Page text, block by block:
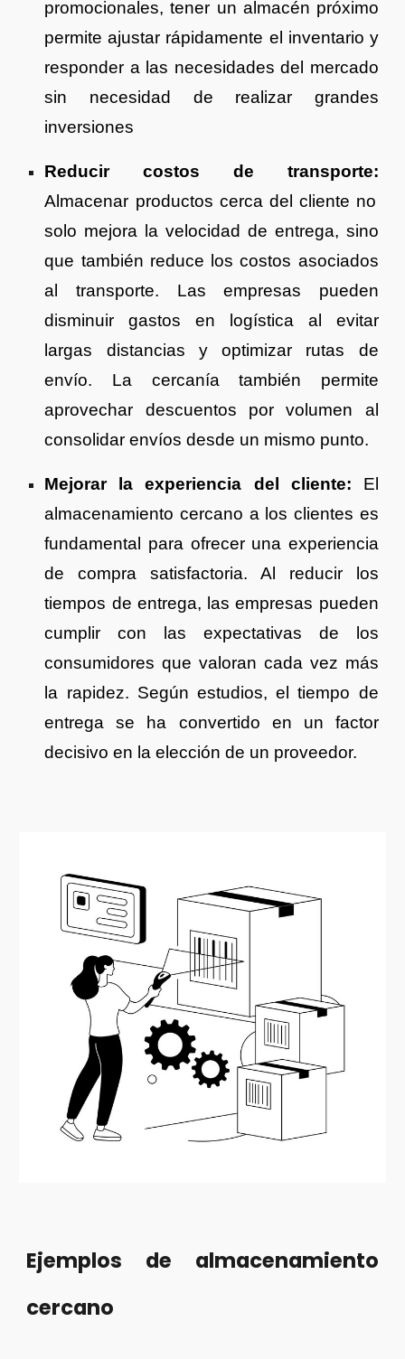
promocionales, tener un almacén próximo
permite ajustar rápidamente el inventario y
responder a las necesidades del mercado
sin necesidad de realizar grandes
inversiones
Reducir costos de transporte:
Almacenar productos cerca del cliente no
solo mejora la velocidad de entrega, sino
que también reduce los costos asociados
al transporte. Las empresas pueden
disminuir gastos en logística al evitar
largas distancias y optimizar rutas de
envío. La cercanía también permite
aprovechar descuentos por volumen al
consolidar envíos desde un mismo punto.
Mejorar la experiencia del cliente: El
almacenamiento cercano a los clientes es
fundamental para ofrecer una experiencia
de compra satisfactoria. Al reducir los
tiempos de entrega, las empresas pueden
cumplir con las expectativas de los
consumidores que valoran cada vez más
la rapidez. Según estudios, el tiempo de
entrega se ha convertido en un factor
decisivo en la elección de un proveedor.
Ejemplos de almacenamiento
cercano